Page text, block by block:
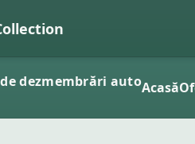
dezmembrări autoAcasă